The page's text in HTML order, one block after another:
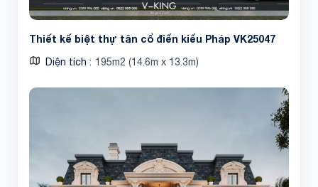
Thiết kế biệt thự tân cổ điển kiểu Pháp VK25047
Diện tích 195m2 (14.6m x 13.3m)